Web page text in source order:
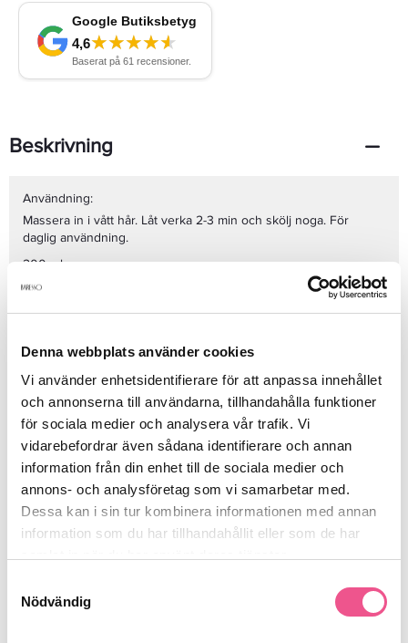
Denna webbplats använder cookies
Vi använder enhetsidentifierare för att anpassa innehållet
och annonserna till användarna, tillhandahålla funktioner
för sociala medier och analysera vår trafik. Vi
vidarebefordrar även sådana identifierare och annan
information från din enhet till de sociala medier och
annons- och analysföretag som vi samarbetar med.
Dessa kan i sin tur kombinera informationen med annan
information som du har tillhandahållit eller som de har
Nödvändig
Beskrivning
Användning:
Massera in i vått hår. Låt verka 2-3 min och skölj noga. För
daglig användning.
200 ml
Produktdetaljer
Recensioner
Finns i:
Balsam Fett & Djuprengörande Parfymfritt balsam